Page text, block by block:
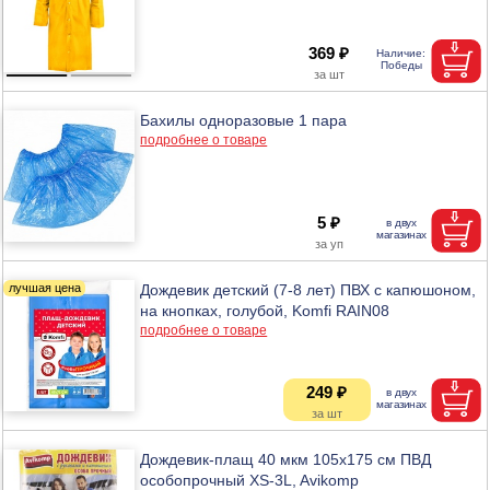
369 ₽
Бахилы одноразовые 1 пара
подробнее о товаре
5 ₽
Дождевик детский (7-8 лет) ПВХ с капюшоном,
на кнопках, голубой, Komfi RAIN08
подробнее о товаре
249 ₽
Дождевик-плащ 40 мкм 105х175 см ПВД
особопрочный XS-3L, Avikomp